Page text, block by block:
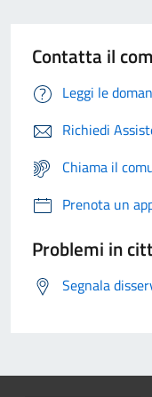
Contatta il
Leggi le
Richiedi
Chiama il
Prenota un
Problemi in
Segnala